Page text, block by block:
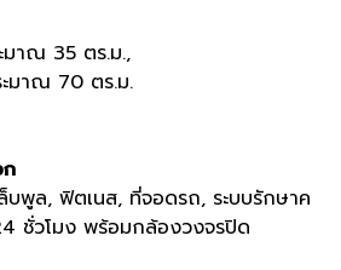
มาณ 35 ตร.ม.,
มาณ 70 ตร.ม.
บพูล, ฟิตเนส, ที่จอดรถ, ระบบรักษาค
ชั่วโมง พร้อมกล้องวงจรปิด